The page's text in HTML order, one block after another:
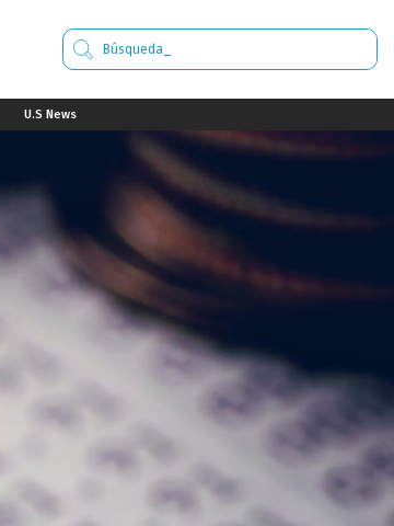
U.S News